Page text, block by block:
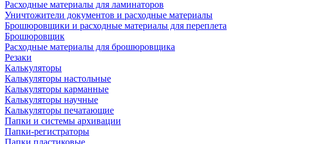
Расходные материалы для ламинаторов
Уничтожители документов и расходные материалы
Брошюровщики и расходные материалы для переплета
Брошюровщик
Расходные материалы для брошюровщика
Резаки
Калькуляторы
Калькуляторы настольные
Калькуляторы карманные
Калькуляторы научные
Калькуляторы печатающие
Папки и системы архивации
Папки-регистраторы
Папки пластиковые